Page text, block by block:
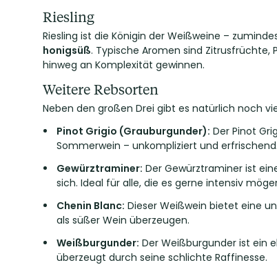
Riesling
Riesling ist die Königin der Weißweine –
honigsüß. Typische Aromen sind Zitrusfrüchte,
hinweg an Komplexität gewinnen.
Weitere Rebsorten
Neben den großen Drei gibt es natürlich noch
Pinot Grigio (Grauburgunder): Der Pinot
Sommerwein – unkompliziert und erfrischend.
Gewürztraminer: Der Gewürztraminer ist
sich. Ideal für alle, die es gerne intensiv
Chenin Blanc: Dieser Weißwein bietet eine
als süßer Wein überzeugen.
Weißburgunder: Der Weißburgunder ist ein
überzeugt durch seine schlichte Raffinesse.